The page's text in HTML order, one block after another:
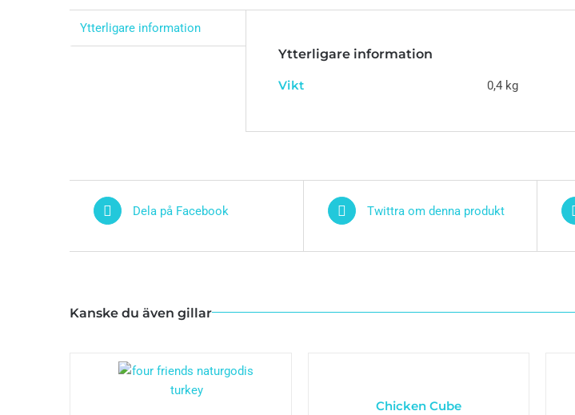
Ytterligare information
Ytterligare information
Vikt 0,4 kg
Dela på Facebook Twittra om denna produkt
Kanske du även gillar
Chicken Cube